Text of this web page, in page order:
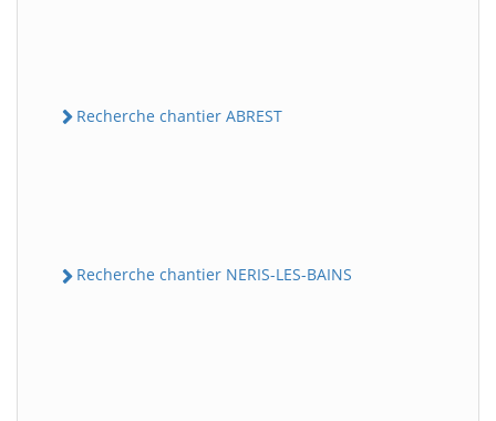
Recherche chantier ABREST
Recherche chantier NERIS-LES-BAINS